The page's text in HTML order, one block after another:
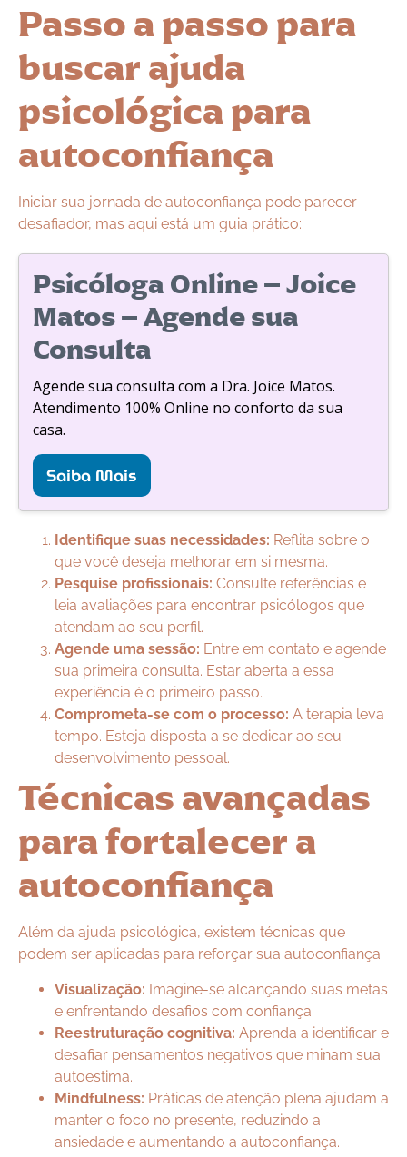
Passo a passo para
buscar ajuda
psicológica para
autoconfiança
Iniciar sua jornada de autoconfiança pode parecer
desafiador, mas aqui está um guia prático:
Psicóloga Online – Joice
Matos – Agende sua
Consulta
Agende sua consulta com a Dra. Joice Matos.
Atendimento 100% Online no conforto da sua
casa.
Saiba Mais
Identifique suas necessidades: Reflita sobre o
que você deseja melhorar em si mesma.
Pesquise profissionais: Consulte referências e
leia avaliações para encontrar psicólogos que
atendam ao seu perfil.
Agende uma sessão: Entre em contato e agende
sua primeira consulta. Estar aberta a essa
experiência é o primeiro passo.
Comprometa-se com o processo: A terapia leva
tempo. Esteja disposta a se dedicar ao seu
desenvolvimento pessoal.
Técnicas avançadas
para fortalecer a
autoconfiança
Além da ajuda psicológica, existem técnicas que
podem ser aplicadas para reforçar sua autoconfiança:
Visualização: Imagine-se alcançando suas metas
e enfrentando desafios com confiança.
Reestruturação cognitiva: Aprenda a identificar e
desafiar pensamentos negativos que minam sua
autoestima.
Mindfulness: Práticas de atenção plena ajudam a
manter o foco no presente, reduzindo a
ansiedade e aumentando a autoconfiança.